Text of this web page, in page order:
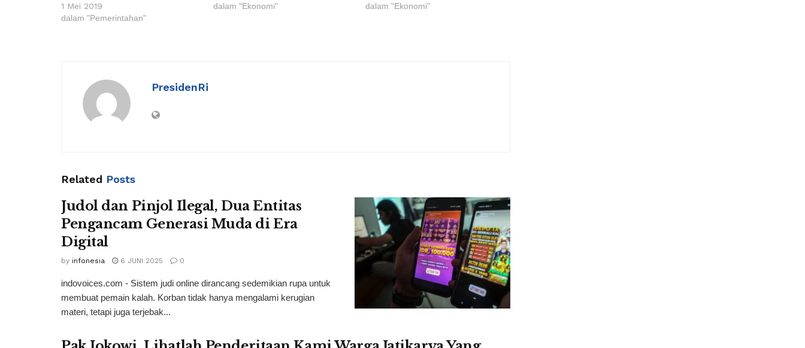
1 Mei 2019
dalam "Pemerintahan"
dalam "Ekonomi"
dalam "Ekonomi"
PresidenRi
Related Posts
Judol dan Pinjol Ilegal, Dua Entitas
Pengancam Generasi Muda di Era
Digital
by infonesia 6 JUNI 2025 0
indovoices.com - Sistem judi online dirancang sedemikian rupa untuk
membuat pemain kalah. Korban tidak hanya mengalami kerugian
materi, tetapi juga terjebak...